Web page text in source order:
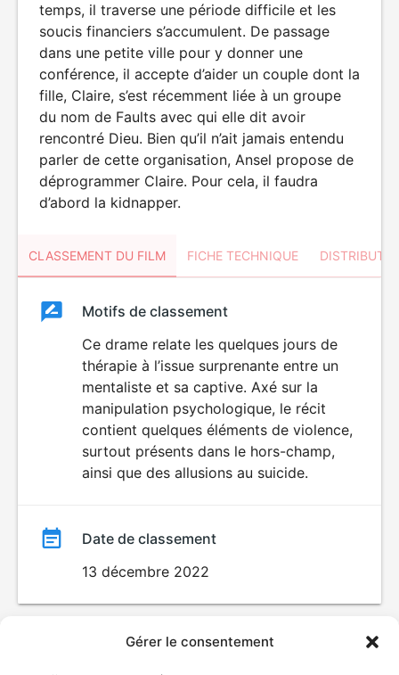
Gérer le consentement
temps, il traverse une période difficile et les
soucis financiers s’accumulent. De passage
dans une petite ville pour y donner une
conférence, il accepte d’aider un couple dont la
fille, Claire, s’est récemment liée à un groupe
du nom de Faults avec qui elle dit avoir
rencontré Dieu. Bien qu’il n’ait jamais entendu
parler de cette organisation, Ansel propose de
déprogrammer Claire. Pour cela, il faudra
d’abord la kidnapper.
CLASSEMENT DU FILM FICHE TECHNIQUE
ClassementClassement
Motifs de classement
Ce drame relate les quelques jours de
thérapie à l’issue surprenante entre un
mentaliste et sa captive. Axé sur la
manipulation psychologique, le récit
contient quelques éléments de violence,
surtout présents dans le hors-champ,
ainsi que des allusions au suicide.
Date de classement
13 décembre 2022